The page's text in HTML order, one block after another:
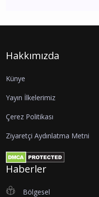
Hakkımızda
Künye
Yayın İlkelerimiz
Çerez Politikası
Ziyaretçi Aydınlatma Metni
Haberler
Bölgesel